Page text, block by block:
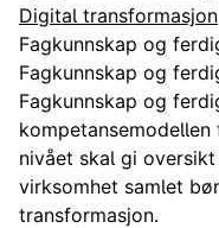
Digital transformasjon
Fagkunnskap og
Fagkunnskap og
Fagkunnskap og
nivået skal gi
virksomhet samlet
transformasjon.